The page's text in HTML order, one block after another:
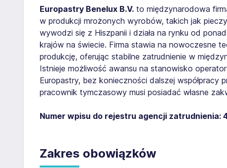
Europastry Benelux B.V. to międzynarodowa
w produkcji mrożonych wyrobów, takich jak
wywodzi się z Hiszpanii i działa na rynku od
krajów na świecie. Firma stawia na nowoczesne
produkcję, oferując stabilne zatrudnienie w
Istnieje możliwość awansu na stanowisko
Europastry, bez konieczności dalszej współpracy
pracownik tymczasowy musi posiadać własne
Numer wpisu do rejestru agencji zatrudnienia:
Zakres obowiązków